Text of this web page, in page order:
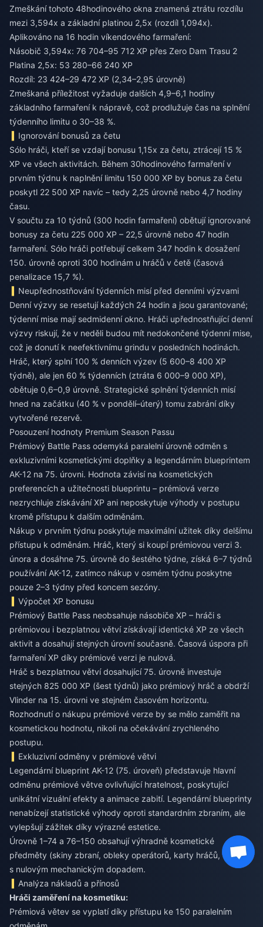
Zmeškání tohoto 48hodinového okna znamená ztrátu rozdílu
mezi 3,594x a základní platinou 2,5x (rozdíl 1,094x).
Aplikováno na 16 hodin víkendového farmaření:
Násobič 3,594x: 76 704–95 712 XP přes Zero Dam Trasu 2
Platina 2,5x: 53 280–66 240 XP
Rozdíl: 23 424–29 472 XP (2,34–2,95 úrovně)
Zmeškaná příležitost vyžaduje dalších 4,9–6,1 hodiny
základního farmaření k nápravě, což prodlužuje čas na splnění
týdenního limitu o 30–38 %.
Ignorování bonusů za četu
Sólo hráči, kteří se vzdají bonusu 1,15x za četu, ztrácejí 15 %
XP ve všech aktivitách. Během 30hodinového farmaření v
prvním týdnu k naplnění limitu 150 000 XP by bonus za četu
poskytl 22 500 XP navíc – tedy 2,25 úrovně nebo 4,7 hodiny
času.
V součtu za 10 týdnů (300 hodin farmaření) obětují ignorované
bonusy za četu 225 000 XP – 22,5 úrovně nebo 47 hodin
farmaření. Sólo hráči potřebují celkem 347 hodin k dosažení
150. úrovně oproti 300 hodinám u hráčů v četě (časová
penalizace 15,7 %).
Neupřednostňování týdenních misí před denními výzvami
Denní výzvy se resetují každých 24 hodin a jsou garantované;
týdenní mise mají sedmidenní okno. Hráči upřednostňující denní
výzvy riskují, že v neděli budou mít nedokončené týdenní mise,
což je donutí k neefektivnímu grindu v posledních hodinách.
Hráč, který splní 100 % denních výzev (5 600–8 400 XP
týdně), ale jen 60 % týdenních (ztráta 6 000–9 000 XP),
obětuje 0,6–0,9 úrovně. Strategické splnění týdenních misí
hned na začátku (40 % v pondělí–úterý) tomu zabrání díky
vytvořené rezervě.
Posouzení hodnoty Premium Season Passu
Prémiový Battle Pass odemyká paralelní úrovně odměn s
exkluzivními kosmetickými doplňky a legendárním blueprintem
AK-12 na 75. úrovni. Hodnota závisí na kosmetických
preferencích a užitečnosti blueprintu – prémiová verze
nezrychluje získávání XP ani neposkytuje výhody v postupu
kromě přístupu k dalším odměnám.
Nákup v prvním týdnu poskytuje maximální užitek díky delšímu
přístupu k odměnám. Hráč, který si koupí prémiovou verzi 3.
února a dosáhne 75. úrovně do šestého týdne, získá 6–7 týdnů
používání AK-12, zatímco nákup v osmém týdnu poskytne
pouze 2–3 týdny před koncem sezóny.
Výpočet XP bonusu
Prémiový Battle Pass neobsahuje násobiče XP – hráči s
prémiovou i bezplatnou větví získávají identické XP ze všech
aktivit a dosahují stejných úrovní současně. Časová úspora při
farmaření XP díky prémiové verzi je nulová.
Hráč s bezplatnou větví dosahující 75. úrovně investuje
stejných 825 000 XP (šest týdnů) jako prémiový hráč a obdrží
Vlinder na 15. úrovni ve stejném časovém horizontu.
Rozhodnutí o nákupu prémiové verze by se mělo zaměřit na
kosmetickou hodnotu, nikoli na očekávání zrychleného
postupu.
Exkluzivní odměny v prémiové větvi
Legendární blueprint AK-12 (75. úroveň) představuje hlavní
odměnu prémiové větve ovlivňující hratelnost, poskytující
unikátní vizuální efekty a animace zabití. Legendární blueprinty
nenabízejí statistické výhody oproti standardním zbraním, ale
vylepšují zážitek díky výrazné estetice.
Úrovně 1–74 a 76–150 obsahují výhradně kosmetické
předměty (skiny zbraní, obleky operátorů, karty hráčů, spreje)
s nulovým mechanickým dopadem.
Analýza nákladů a přínosů
Hráči zaměření na kosmetiku:
Prémiová větev se vyplatí díky přístupu ke 150 paralelním